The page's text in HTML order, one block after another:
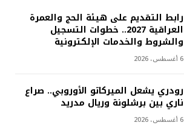
رابط التقديم على هيئة الحج والعمرة
العراقية 2027.. خطوات التسجيل
والشروط والخدمات الإلكترونية
6 أغسطس، 2026
رودري يشعل الميركاتو الأوروبي.. صراع
ناري بين برشلونة وريال مدريد
6 أغسطس، 2026